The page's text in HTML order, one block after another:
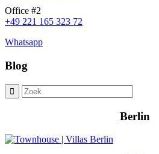
Office #2
+49 221 165 323 72
Whatsapp
Blog
Berlin